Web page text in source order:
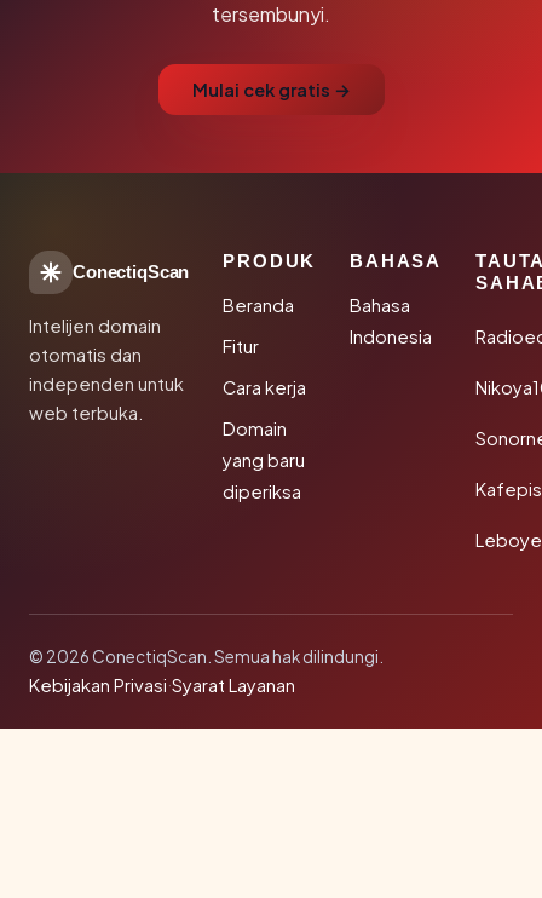
tersembunyi.
Mulai cek gratis →
ConectiqScan
Intelijen domain
otomatis dan
independen untuk
web terbuka.
PRODUK
Beranda
Fitur
Cara kerja
Domain
yang baru
diperiksa
BAHASA
Bahasa
Indonesia
© 2026 ConectiqScan. Semua hak dilindungi.
Kebijakan Privasi·Syarat Layanan